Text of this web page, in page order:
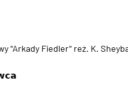
"Arkady Fiedler" reż. K.